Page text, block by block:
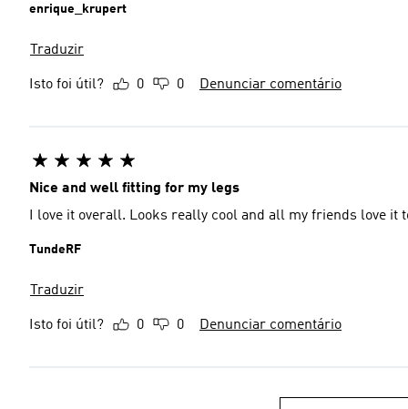
enrique_krupert
Traduzir
Isto foi útil? 0 0 Denunciar comentário
Nice and well fitting for my legs
I love it overall. Looks really cool and all my friends love it
TundeRF
Traduzir
Isto foi útil? 0 0 Denunciar comentário